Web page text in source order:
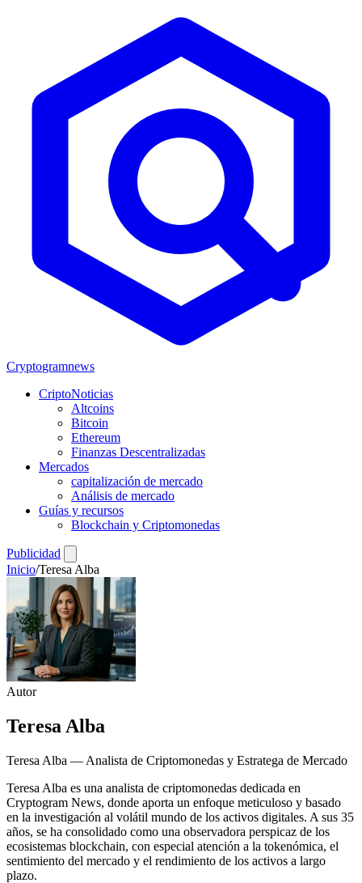
Cryptogramnews
CriptoNoticias
Altcoins
Bitcoin
Ethereum
Finanzas Descentralizadas
Mercados
capitalización de mercado
Análisis de mercado
Guías y recursos
Blockchain y Criptomonedas
Publicidad
Inicio/Teresa Alba
Autor
Teresa Alba
Teresa Alba — Analista de Criptomonedas y Estratega de Mercado
Teresa Alba es una analista de criptomonedas dedicada en
Cryptogram News, donde aporta un enfoque meticuloso y basado
en la investigación al volátil mundo de los activos digitales. A sus 35
años, se ha consolidado como una observadora perspicaz de los
ecosistemas blockchain, con especial atención a la tokenómica, el
sentimiento del mercado y el rendimiento de los activos a largo
plazo.